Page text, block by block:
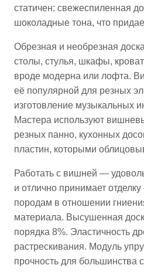
статичен: свежеспиленная
шоколадные тона, что
Обрезная и необрезная
столы, стулья, шкафы,
вроде модерна или лофта.
её популярной для резных
изготовление музыкальных
Мастера используют
резных панно, кухонных
пластин, которыми
Работать с вишней —
и отлично принимает
породам в отношении
материала. Высушенная
порядка 8%. Эластичность
растрескивания. Модуль
прочность для большинства